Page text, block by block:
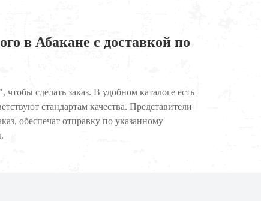
в Абакане с доставкой по
сделать заказ. В удобном каталоге есть
стандартам качества. Представители
обеспечат отправку по указанному